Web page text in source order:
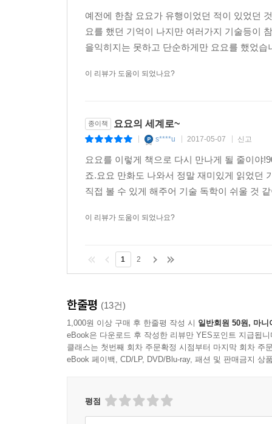
예전에 한참 요요가 유행이었던 적이 있었던
요를 했던 기억이 나지만 여러가지 기술등이
을익히지는 못하고 단순하게만 요요를 했었
이 리뷰가 도움이 되었나요?
종이책 요요의 세계로~
s****u 2017-05-07 신고
요요를 이렇게 책으로 다시 만나게 될 줄이야
죠.요요 만화도 나와서 정말 재미있게 읽었던
직접 볼 수 있게 해주어 기술 독학이 쉬울 것
이 리뷰가 도움이 되었나요?
1 2
한줄평 (13건)
1,000원 이상 구매 후 한줄평 작성 시 일반회원 50원, 마니
eBook은 다운로드 후 작성한 리뷰만 YES포인트 지급됩니
클래스는 첫번째 회차 주문확정 시점부터 마지막 회차 주
eBook 페이백, CD/LP, DVD/Blu-ray, 패션 및 판매금지 상
평점